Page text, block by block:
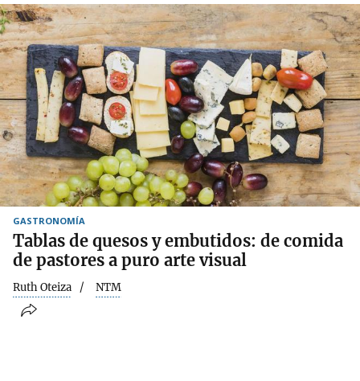
GASTRONOMÍA
Tablas de quesos y embutidos: de comida
de pastores a puro arte visual
Ruth Oteiza NTM